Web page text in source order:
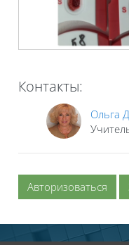
Контакты:
Ольга
Авторизоваться